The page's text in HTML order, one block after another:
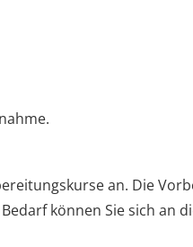
an. Die
können Sie sich an